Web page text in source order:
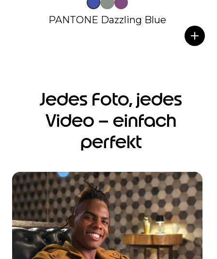
PANTONE Dazzling Blue
Jedes Foto, jedes
Video – einfach
perfekt
e
m
3
o